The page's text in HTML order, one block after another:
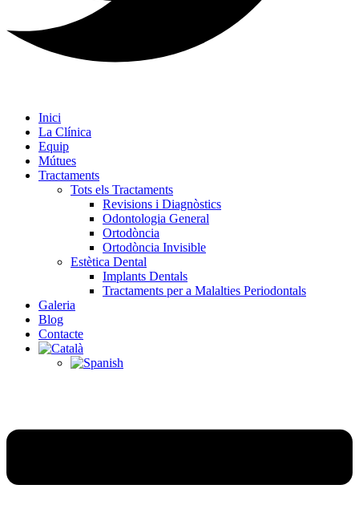
Inici
La Clínica
Equip
Mútues
Tractaments
Tots els Tractaments
Revisions i Diagnòstics
Odontologia General
Ortodòncia
Ortodòncia Invisible
Estètica Dental
Implants Dentals
Tractaments per a Malalties Periodontals
Galeria
Blog
Contacte